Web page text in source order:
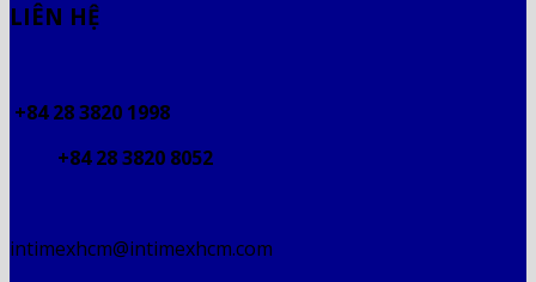
LIÊN HỆ
+84 28 3820 1998
+84 28 3820 8052
intimexhcm@intimexhcm.com